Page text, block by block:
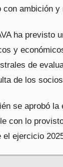
con ambición y
ha previsto
y
de
de los
se aprobó
con lo
el ejercicio